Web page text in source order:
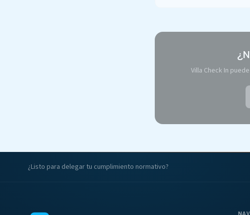
Villa Check In
¿Listo para delegar tu cumplimiento normativo?